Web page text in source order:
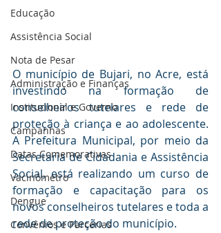
Educação
Assistência Social
Nota de Pesar
Administração e Finanças
Institucional e Governo
Campanhas
Datas Comemorativas
Vacinômetro
Dengue
Convênios e Parcerias
O município de Bujari, no Acre, está
investindo na formação de
conselheiros tutelares e rede de
proteção à criança e ao adolescente.
A Prefeitura Municipal, por meio da
Secretaria de Cidadania e Assistência
Social, está realizando um curso de
formação e capacitação para os
novos conselheiros tutelares e toda a
rede de proteção do município.